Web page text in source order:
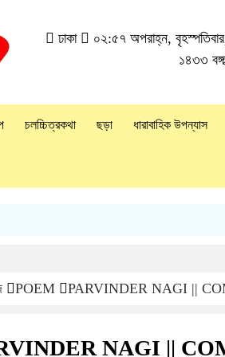
ঢাকা
০২:৫৭ অপরাহ্ন,
১৪৩৩
চলচ্চিত্রকথা ছড়া ধারাবাহিক উপন্যাস
POEM PARVINDER NAGI ||
NAGI ||